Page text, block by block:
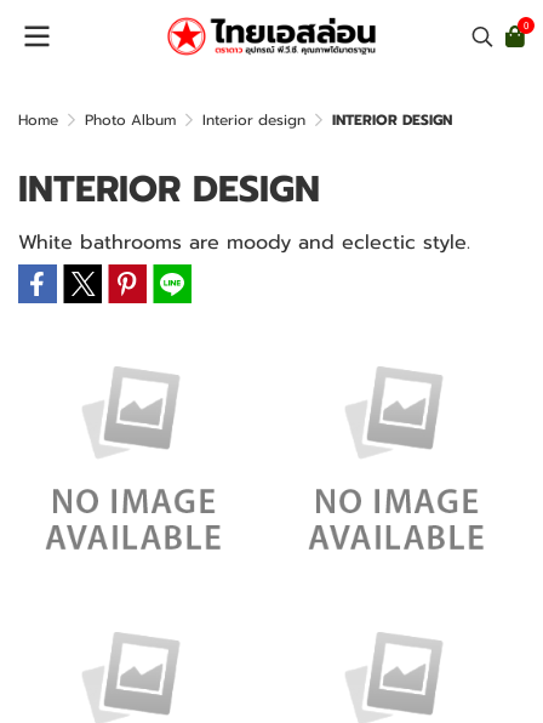
0
Home Photo Album Interior design INTERIOR DESIGN
INTERIOR DESIGN
White bathrooms are moody and eclectic style.